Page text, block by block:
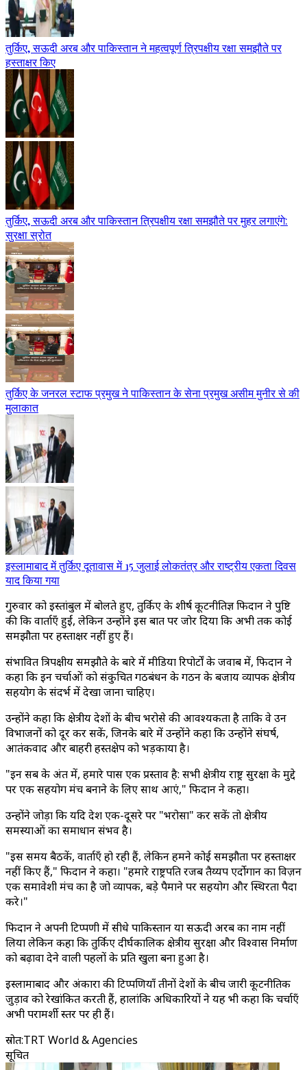
तुर्किए, सऊदी अरब और पाकिस्तान ने महत्वपूर्ण त्रिपक्षीय रक्षा समझौते पर
हस्ताक्षर किए
तुर्किए, सऊदी अरब और पाकिस्तान त्रिपक्षीय रक्षा समझौते पर मुहर लगाएंगे:
सुरक्षा स्रोत
तुर्किए के जनरल स्टाफ प्रमुख ने पाकिस्तान के सेना प्रमुख असीम मुनीर से की
मुलाकात
इस्लामाबाद में तुर्किए दूतावास में 15 जुलाई लोकतंत्र और राष्ट्रीय एकता दिवस
याद किया गया
गुरुवार को इस्तांबुल में बोलते हुए, तुर्किए के शीर्ष कूटनीतिज्ञ फिदान ने पुष्टि
की कि वार्ताएँ हुईं, लेकिन उन्होंने इस बात पर जोर दिया कि अभी तक कोई
समझौता पर हस्ताक्षर नहीं हुए हैं।
संभावित त्रिपक्षीय समझौते के बारे में मीडिया रिपोर्टों के जवाब में, फिदान ने
कहा कि इन चर्चाओं को संकुचित गठबंधन के गठन के बजाय व्यापक क्षेत्रीय
सहयोग के संदर्भ में देखा जाना चाहिए।
उन्होंने कहा कि क्षेत्रीय देशों के बीच भरोसे की आवश्यकता है ताकि वे उन
विभाजनों को दूर कर सकें, जिनके बारे में उन्होंने कहा कि उन्होंने संघर्ष,
आतंकवाद और बाहरी हस्तक्षेप को भड़काया है।
"इन सब के अंत में, हमारे पास एक प्रस्ताव है: सभी क्षेत्रीय राष्ट्र सुरक्षा के मुद्दे
पर एक सहयोग मंच बनाने के लिए साथ आएं," फिदान ने कहा।
उन्होंने जोड़ा कि यदि देश एक-दूसरे पर "भरोसा" कर सकें तो क्षेत्रीय
समस्याओं का समाधान संभव है।
"इस समय बैठकें, वार्ताएँ हो रही हैं, लेकिन हमने कोई समझौता पर हस्ताक्षर
नहीं किए हैं," फिदान ने कहा। "हमारे राष्ट्रपति रजब तैय्यप एर्दोगान का विज़न
एक समावेशी मंच का है जो व्यापक, बड़े पैमाने पर सहयोग और स्थिरता पैदा
करे।"
फिदान ने अपनी टिप्पणी में सीधे पाकिस्तान या सऊदी अरब का नाम नहीं
लिया लेकिन कहा कि तुर्किए दीर्घकालिक क्षेत्रीय सुरक्षा और विश्वास निर्माण
को बढ़ावा देने वाली पहलों के प्रति खुला बना हुआ है।
इस्लामाबाद और अंकारा की टिप्पणियाँ तीनों देशों के बीच जारी कूटनीतिक
जुड़ाव को रेखांकित करती हैं, हालांकि अधिकारियों ने यह भी कहा कि चर्चाएँ
अभी परामर्शी स्तर पर ही हैं।
स्रोत:TRT World & Agencies
सूचित